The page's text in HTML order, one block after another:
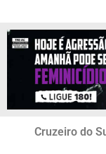
Cruzeiro do